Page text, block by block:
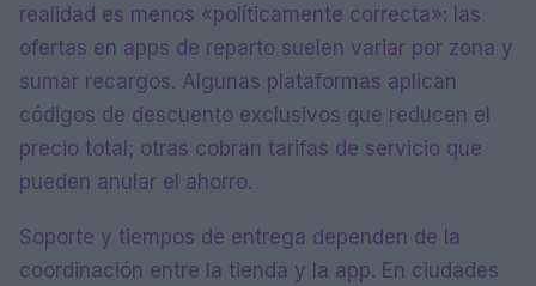
realidad es menos «políticamente correcta»: las
ofertas en apps de reparto suelen variar por zona y
sumar recargos. Algunas plataformas aplican
códigos de descuento exclusivos que reducen el
precio total; otras cobran tarifas de servicio que
pueden anular el ahorro.
Soporte y tiempos de entrega dependen de la
coordinación entre la tienda y la app. En ciudades